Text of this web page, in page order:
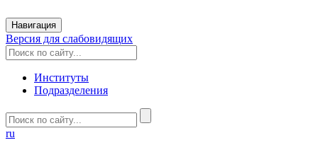
Навигация
Версия для слабовидящих
Институты
Подразделения
ru